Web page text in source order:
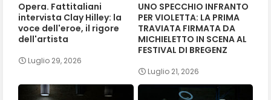
Opera. Fattitaliani
intervista Clay Hilley: la
voce dell'eroe, il rigore
dell'artista
Luglio 29, 2026
UNO SPECCHIO INFRANTO
PER VIOLETTA: LA PRIMA
TRAVIATA FIRMATA DA
MICHIELETTO IN SCENA AL
FESTIVAL DI BREGENZ
Luglio 21, 2026